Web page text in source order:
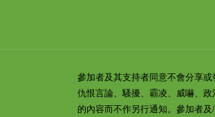
參加者及其支持者同意不會分享
仇恨言論、騷擾、霸凌、威嚇、
的內容而不作另行通知。參加者